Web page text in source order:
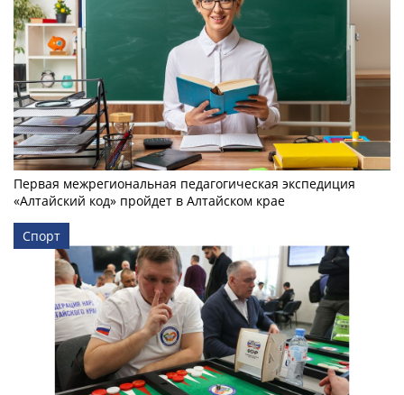
Первая межрегиональная педагогическая экспедиция
«Алтайский код» пройдет в Алтайском крае
Спорт